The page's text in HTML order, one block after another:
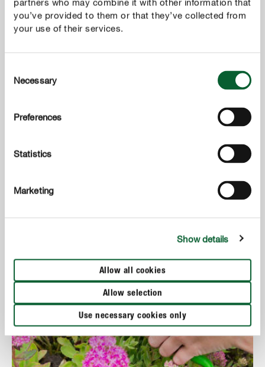
you’ve provided to them or that they’ve collected from
your use of their services.
Selection
Necessary
Preferences
Statistics
Marketing
Show details
Allow all cookies
Allow selection
Use necessary cookies only
O que pode fazer para ajudar as suas plantas na presença de